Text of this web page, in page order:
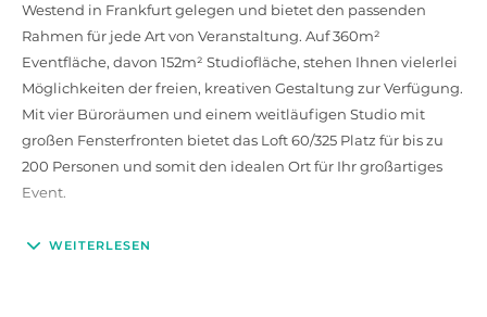
Westend in Frankfurt gelegen und bietet den passenden
Rahmen für jede Art von Veranstaltung. Auf 360m²
Eventfläche, davon 152m² Studiofläche, stehen Ihnen vielerlei
Möglichkeiten der freien, kreativen Gestaltung zur Verfügung.
Mit vier Büroräumen und einem weitläufigen Studio mit
großen Fensterfronten bietet das Loft 60/325 Platz für bis zu
200 Personen und somit den idealen Ort für Ihr großartiges
Event.
Ob Foto- oder Filmaufnahmen, Tagungen, Workshops,
WEITERLESEN